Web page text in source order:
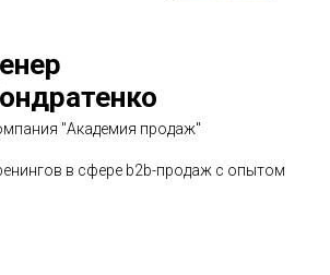
"Академия продаж"
в сфере b2b-продаж с опытом